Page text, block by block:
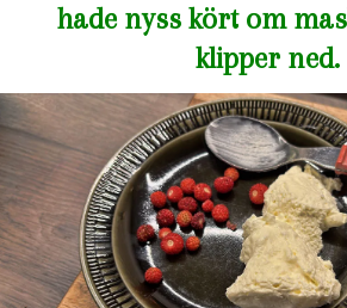
hade nyss kört om
klipper ned.